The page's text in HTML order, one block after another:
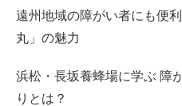
遠州地域の障がい者にも便
丸」の魅力
浜松・長坂養蜂場に学ぶ 障
りとは？